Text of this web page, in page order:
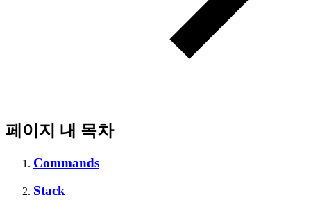
페이지 내 목차
Commands
Stack